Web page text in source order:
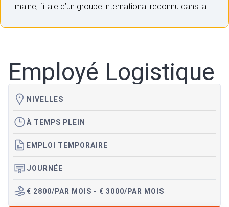
maine, filiale d’un groupe international reconnu dans la p
Employé Logistique
NIVELLES
À TEMPS PLEIN
EMPLOI TEMPORAIRE
JOURNÉE
€ 2800/PAR MOIS - € 3000/PAR MOIS